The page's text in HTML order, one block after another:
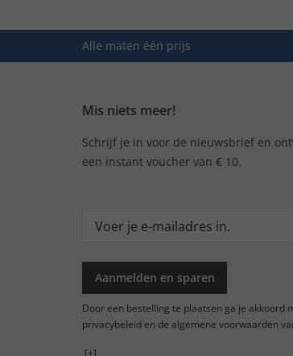
Alle maten één prijs
Mis niets meer!
Schrijf je in voor de nieuwsbrief en
een instant voucher van € 10.
Aanmelden en sparen
Door een bestelling te plaatsen ga je akkoord
privacybeleid en de algemene voorwaarden
[+]